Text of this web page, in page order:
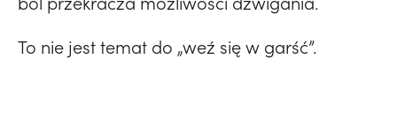
To nie jest temat do „weź się w garść”.